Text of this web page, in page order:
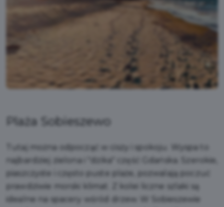
Plaża Sobieszewo
Tutaj można odpocząć w ciszy i spokoju. Wyspa to
najbardziej zielona i "dzika" część Gdańska. Szerokie,
piaszczyste i często puste plaże, pozwalają poczuć
prawdziwie morski klimat. Z kolei liczne szlaki są
idealne na spacery wśród drzew. W Sobieszewie